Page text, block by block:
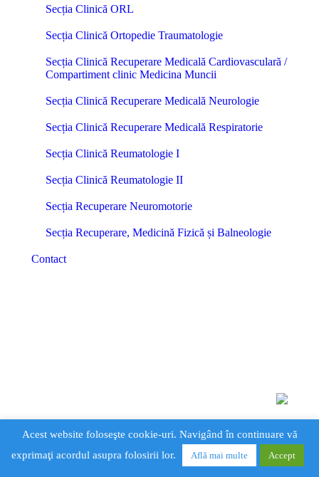
Secția Clinică ORL
Secția Clinică Ortopedie Traumatologie
Secția Clinică Recuperare Medicală Cardiovasculară /
Compartiment clinic Medicina Muncii
Secția Clinică Recuperare Medicală Neurologie
Secția Clinică Recuperare Medicală Respiratorie
Secția Clinică Reumatologie I
Secția Clinică Reumatologie II
Secția Recuperare Neuromotorie
Secția Recuperare, Medicină Fizică și Balneologie
Contact
Acest website foloseşte cookie-uri. Navigând în continuare vă
exprimaţi acordul asupra folosirii lor.
Află mai multe Accept